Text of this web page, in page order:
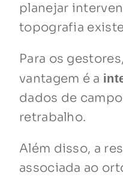
planejar
topografia
Para os
vantagem é a
dados de
retrabalho.
Além disso, a
associada ao